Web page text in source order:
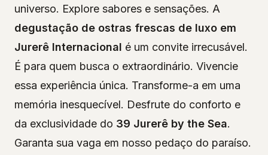
universo. Explore sabores e sensações. A
degustação de ostras frescas de luxo em
Jurerê Internacional é um convite irrecusável.
É para quem busca o extraordinário. Vivencie
essa experiência única. Transforme-a em uma
memória inesquecível. Desfrute do conforto e
da exclusividade do 39 Jurerê by the Sea.
Garanta sua vaga em nosso pedaço do paraíso.